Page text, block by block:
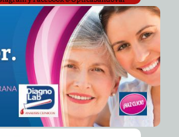
refuerza el sistema pluvial de la ciudad
Claudia Sofía Gómez Infante
convenio con el Hospital de la Amistad
Briceño Sánchez
premia a Ganadora de Concurso de
Infante
200 estudiantes finalizan la XI edición de la
Kamila López
la ruta Centro-Cholul como parte del
y Ven" Laura Aldama
del Ayuntamiento de Mérida para mitigar
temporada de lluvias